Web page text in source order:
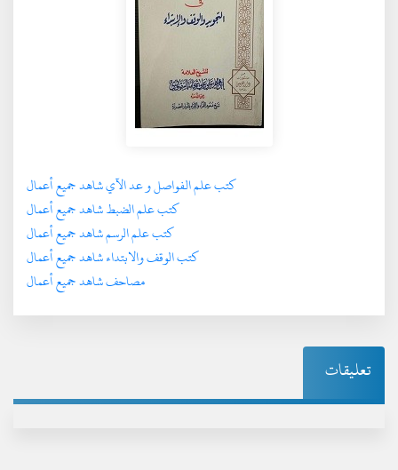
كتب علم الفواصل و عد الآي شاهد جميع أعمال
كتب علم الضبط شاهد جميع أعمال
كتب علم الرسم شاهد جميع أعمال
كتب الوقف والابتداء شاهد جميع أعمال
مصاحف شاهد جميع أعمال
تعليقات